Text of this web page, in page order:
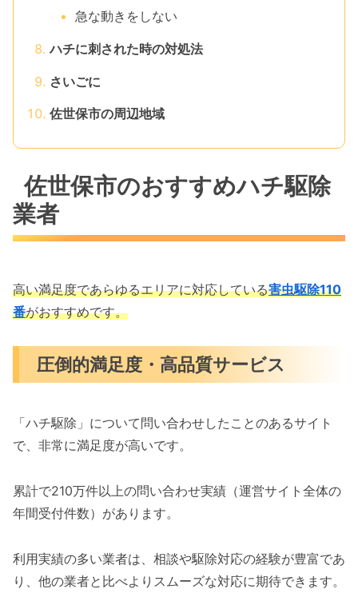
急な動きをしない
ハチに刺された時の対処法
さいごに
佐世保市の周辺地域
佐世保市のおすすめハチ駆除
業者
高い満足度であらゆるエリアに対応している害虫駆除110
番がおすすめです。
圧倒的満足度・高品質サービス
「ハチ駆除」について問い合わせしたことのあるサイト
で、非常に満足度が高いです。
累計で210万件以上の問い合わせ実績（運営サイト全体の
年間受付件数）があります。
利用実績の多い業者は、相談や駆除対応の経験が豊富であ
り、他の業者と比べよりスムーズな対応に期待できます。